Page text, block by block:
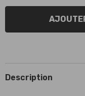
SL
Nordam
SL
6.5
rear
Nordam
Description